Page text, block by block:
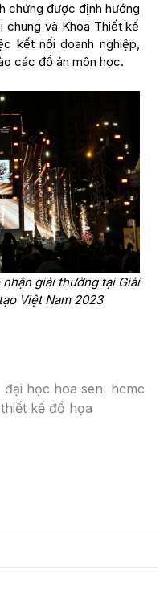
chứng được định hướng
chung và Khoa Thiết kế
kết nối doanh nghiệp,
các đồ án môn học.
giải thưởng tại Giải
Việt Nam 2023
đại học hoa sen hcmc
kế đồ họa